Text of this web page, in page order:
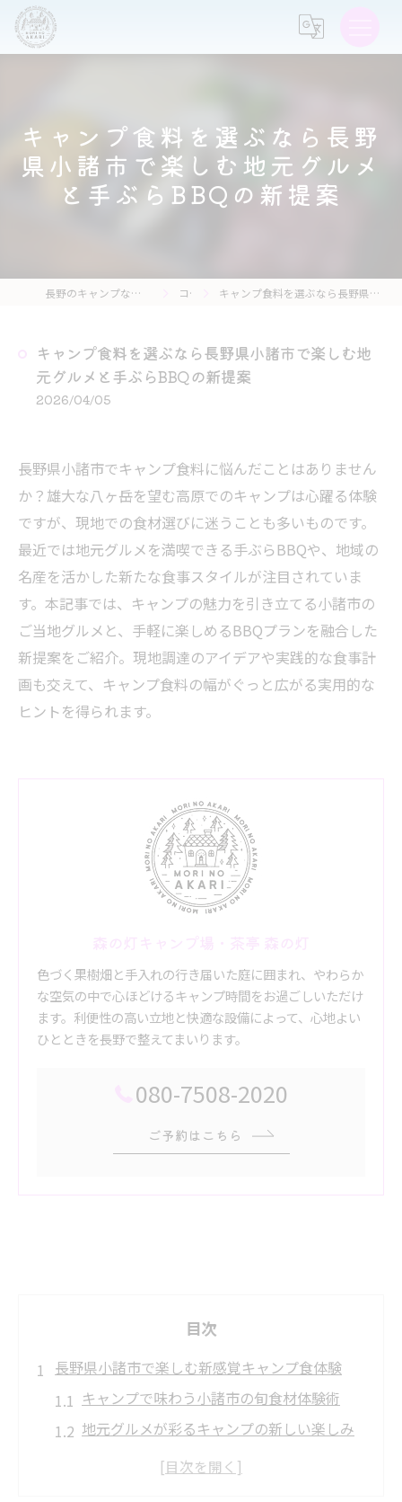
キャンプ食料を選ぶなら長野
県小諸市で楽しむ地元グルメ
と手ぶらBBQの新提案
長野のキャンプなら森の灯キャンプ場・茶亭 森の灯 コラム キャンプ食料を選ぶなら長野県小諸市で楽しむ地元グルメと手ぶらBBQの新提案
キャンプ食料を選ぶなら長野県小諸市で楽しむ地
元グルメと手ぶらBBQの新提案
2026/04/05
長野県小諸市でキャンプ食料に悩んだことはありません
か？雄大な八ヶ岳を望む高原でのキャンプは心躍る体験
ですが、現地での食材選びに迷うことも多いものです。
最近では地元グルメを満喫できる手ぶらBBQや、地域の
名産を活かした新たな食事スタイルが注目されていま
す。本記事では、キャンプの魅力を引き立てる小諸市の
ご当地グルメと、手軽に楽しめるBBQプランを融合した
新提案をご紹介。現地調達のアイデアや実践的な食事計
画も交えて、キャンプ食料の幅がぐっと広がる実用的な
ヒントを得られます。
色づく果樹畑と手入れの行き届いた庭に囲まれ、やわらか
な空気の中で心ほどけるキャンプ時間をお過ごしいただけ
ます。利便性の高い立地と快適な設備によって、心地よい
ひとときを長野で整えてまいります。
080-7508-2020
ご予約はこちら
目次
長野県小諸市で楽しむ新感覚キャンプ食体験
キャンプで味わう小諸市の旬食材体験術
地元グルメが彩るキャンプの新しい楽しみ